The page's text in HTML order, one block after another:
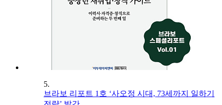
5.
브라보 리포트 1호 ‘사오정 시대, 73세까지 일하기